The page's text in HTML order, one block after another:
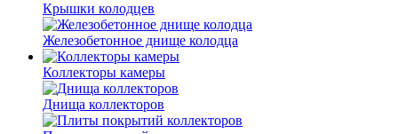
Крышки колодцев
Железобетонное днище колодца
Коллекторы камеры
Днища коллекторов